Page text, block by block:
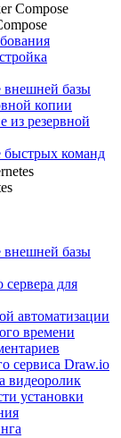
Compose
внешней базы
копии
из резервной
быстрых команд
внешней базы
сервера для
автоматизации
времени
сервиса Draw.io
видеоролик
установки